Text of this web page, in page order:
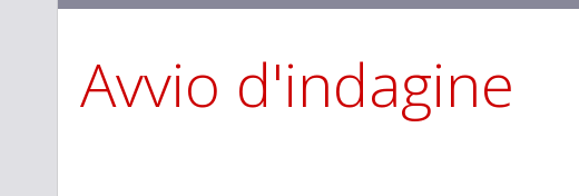
STAR TREK: STRANGE NEW WORLDS
Avvio d'indagine